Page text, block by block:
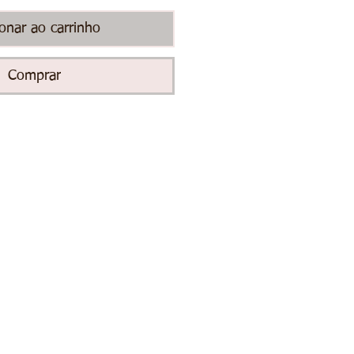
ao carrinho
Comprar